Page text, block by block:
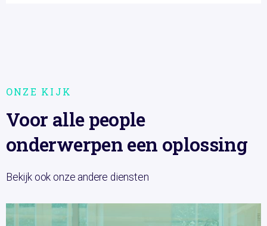
ONZE KIJK
Voor alle people
onderwerpen een oplossing
Bekijk ook onze andere diensten